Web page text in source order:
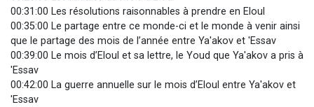
00:31:00 Les résolutions raisonnables à prendre en Eloul
00:35:00 Le partage entre ce monde-ci et le monde à venir ainsi
que le partage des mois de l’année entre Ya'akov et 'Essav
00:39:00 Le mois d’Eloul et sa lettre, le Youd que Ya'akov a pris à
'Essav
00:42:00 La guerre annuelle sur le mois d’Eloul entre Ya'akov et
'Essav